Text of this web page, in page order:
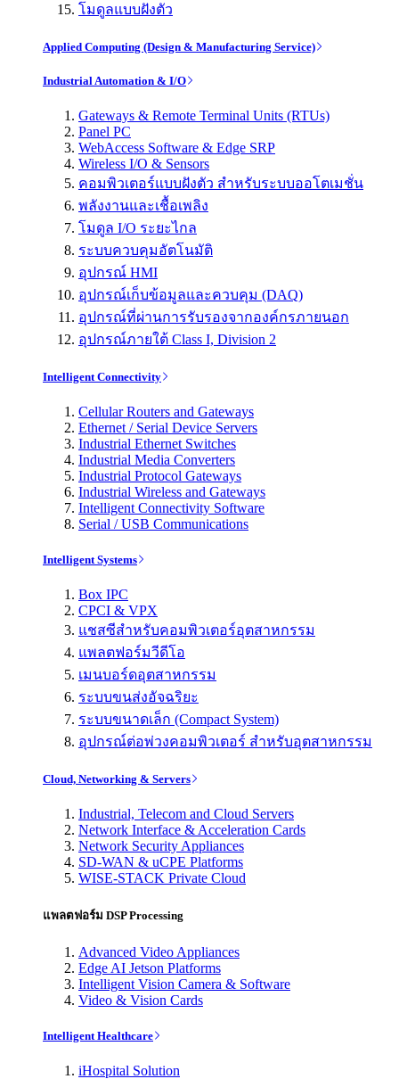
โมดูลแบบฝังตัว
Applied Computing (Design & Manufacturing Service)
Industrial Automation & I/O
Gateways & Remote Terminal Units (RTUs)
Panel PC
WebAccess Software & Edge SRP
Wireless I/O & Sensors
คอมพิวเตอร์แบบฝังตัว สำหรับระบบออโตเมชั่น
พลังงานและเชื้อเพลิง
โมดูล I/O ระยะไกล
ระบบควบคุมอัตโนมัติ
อุปกรณ์ HMI
อุปกรณ์เก็บข้อมูลและควบคุม (DAQ)
อุปกรณ์ที่ผ่านการรับรองจากองค์กรภายนอก
อุปกรณ์ภายใต้ Class I, Division 2
Intelligent Connectivity
Cellular Routers and Gateways
Ethernet / Serial Device Servers
Industrial Ethernet Switches
Industrial Media Converters
Industrial Protocol Gateways
Industrial Wireless and Gateways
Intelligent Connectivity Software
Serial / USB Communications
Intelligent Systems
Box IPC
CPCI & VPX
แชสซีสำหรับคอมพิวเตอร์อุตสาหกรรม
แพลตฟอร์มวีดีโอ
เมนบอร์ดอุตสาหกรรม
ระบบขนส่งอัจฉริยะ
ระบบขนาดเล็ก (Compact System)
อุปกรณ์ต่อพ่วงคอมพิวเตอร์ สำหรับอุตสาหกรรม
Cloud, Networking & Servers
Industrial, Telecom and Cloud Servers
Network Interface & Acceleration Cards
Network Security Appliances
SD-WAN & uCPE Platforms
WISE-STACK Private Cloud
แพลตฟอร์ม DSP Processing
Advanced Video Appliances
Edge AI Jetson Platforms
Intelligent Vision Camera & Software
Video & Vision Cards
Intelligent Healthcare
iHospital Solution